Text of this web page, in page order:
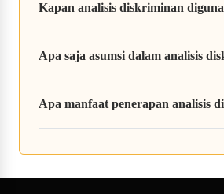
Kapan analisis diskriminan
Apa saja asumsi dalam analisis
Apa manfaat penerapan analisis